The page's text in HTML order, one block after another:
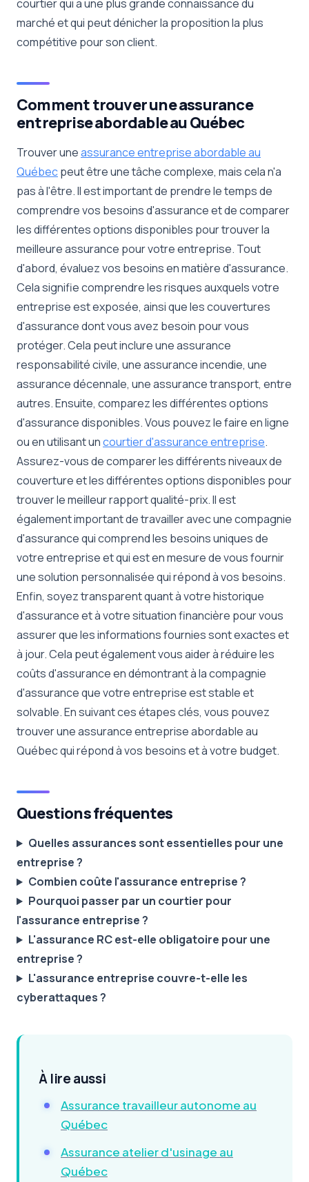
courtier qui a une plus grande connaissance du
marché et qui peut dénicher la proposition la plus
compétitive pour son client.
Comment trouver une assurance
entreprise abordable au Québec
Trouver uneassurance entreprise abordable au
Québecpeut être une tâche complexe, mais cela n'a
pas à l'être. Il est important de prendre le temps de
comprendre vos besoins d'assurance et de comparer
les différentes options disponibles pour trouver la
meilleure assurance pour votre entreprise. Tout
d'abord, évaluez vos besoins en matière d'assurance.
Cela signifie comprendre les risques auxquels votre
entreprise est exposée, ainsi que les couvertures
d'assurance dont vous avez besoin pour vous
protéger. Cela peut inclure une assurance
responsabilité civile, une assurance incendie, une
assurance décennale, une assurance transport, entre
autres. Ensuite, comparez les différentes options
d'assurance disponibles. Vous pouvez le faire en ligne
ou en utilisant uncourtier d'assurance entreprise.
Assurez-vous de comparer les différents niveaux de
couverture et les différentes options disponibles pour
trouver le meilleur rapport qualité-prix. Il est
également important de travailler avec une compagnie
d'assurance qui comprend les besoins uniques de
votre entreprise et qui est en mesure de vous fournir
une solution personnalisée qui répond à vos besoins.
Enfin, soyez transparent quant à votre historique
d'assurance et à votre situation financière pour vous
assurer que les informations fournies sont exactes et
à jour. Cela peut également vous aider à réduire les
coûts d'assurance en démontrant à la compagnie
d'assurance que votre entreprise est stable et
solvable. En suivant ces étapes clés, vous pouvez
trouver une assurance entreprise abordable au
Québec qui répond à vos besoins et à votre budget.
Questions fréquentes
Quelles assurances sont essentielles pour une
entreprise ?
Combien coûte l'assurance entreprise ?
Pourquoi passer par un courtier pour
l'assurance entreprise ?
L'assurance RC est-elle obligatoire pour une
entreprise ?
L'assurance entreprise couvre-t-elle les
cyberattaques ?
À lire aussi
Assurance travailleur autonome au
Québec
Assurance atelier d'usinage au
Québec